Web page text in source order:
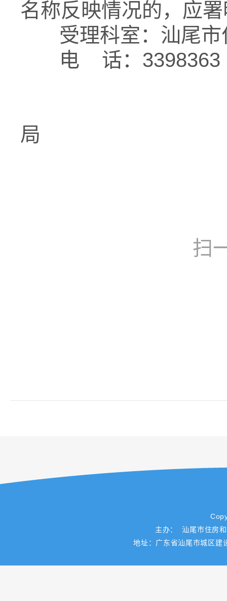
名称反映情况的，应
受理科室：汕尾市
电 话：3398363
局
扫
主办： 汕尾市住房
地址：广东省汕尾市城区